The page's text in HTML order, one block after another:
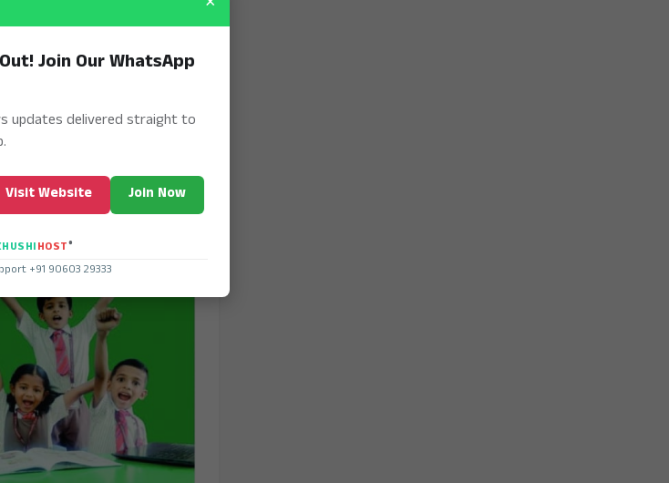
Join Our WhatsApp
updates delivered straight to
Visit Website Join Now
HOST®
+91 90603 29333